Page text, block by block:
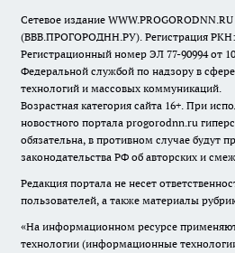
Сетевое издание WWW.PROGORODNN.RU
(ВВВ.ПРОГОРОДНН.РУ). Регистрация РКН:
Регистрационный номер ЭЛ 77-90994 от
Федеральной службой по надзору в
технологий и массовых коммуникаций.
Возрастная категория сайта 16+. При
новостного портала progorodnn.ru
обязательна, в противном случае будут
законодательства РФ об авторских и
Редакция портала не несет
пользователей, а также материалы
«На информационном ресурсе
технологии (информационные